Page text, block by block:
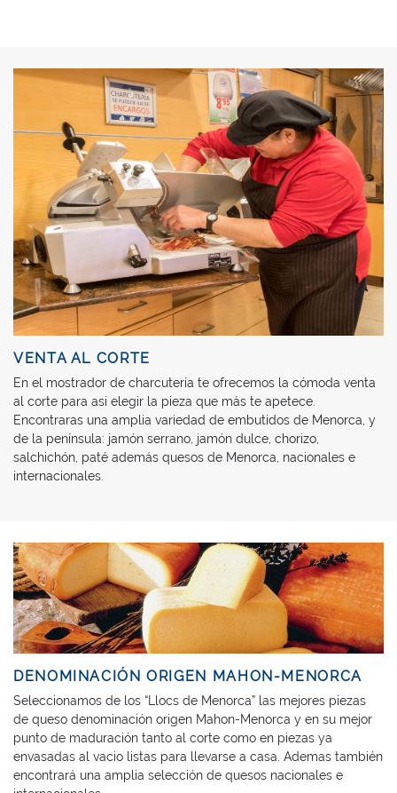
VENTA AL CORTE
En el mostrador de charcutería te ofrecemos la cómoda venta
al corte para asi elegir la pieza que más te apetece.
Encontraras una amplia variedad de embutidos de Menorca, y
de la península: jamón serrano, jamón dulce, chorizo,
salchichón, paté además quesos de Menorca, nacionales e
internacionales.
DENOMINACIÓN ORIGEN MAHON-MENORCA
Seleccionamos de los “Llocs de Menorca” las mejores piezas
de queso denominación origen Mahon-Menorca y en su mejor
punto de maduración tanto al corte como en piezas ya
envasadas al vacio listas para llevarse a casa. Ademas también
encontrará una amplia selección de quesos nacionales e